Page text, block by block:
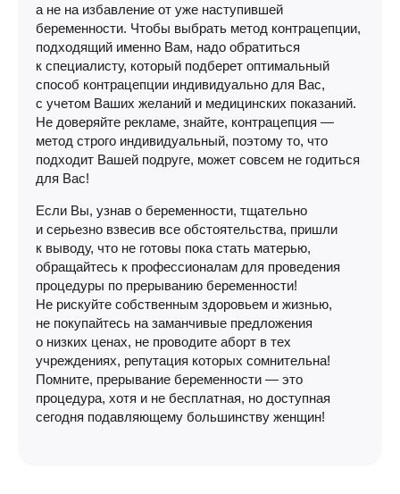
а не на избавление от уже наступившей
беременности. Чтобы выбрать метод контрацепции,
подходящий именно Вам, надо обратиться
к специалисту, который подберет оптимальный
способ контрацепции индивидуально для Вас,
с учетом Ваших желаний и медицинских показаний.
Не доверяйте рекламе, знайте, контрацепция —
метод строго индивидуальный, поэтому то, что
подходит Вашей подруге, может совсем не годиться
для Вас!
Если Вы, узнав о беременности, тщательно
и серьезно взвесив все обстоятельства, пришли
к выводу, что не готовы пока стать матерью,
обращайтесь к профессионалам для проведения
процедуры по прерыванию беременности!
Не рискуйте собственным здоровьем и жизнью,
не покупайтесь на заманчивые предложения
о низких ценах, не проводите аборт в тех
учреждениях, репутация которых сомнительна!
Помните, прерывание беременности — это
процедура, хотя и не бесплатная, но доступная
сегодня подавляющему большинству женщин!